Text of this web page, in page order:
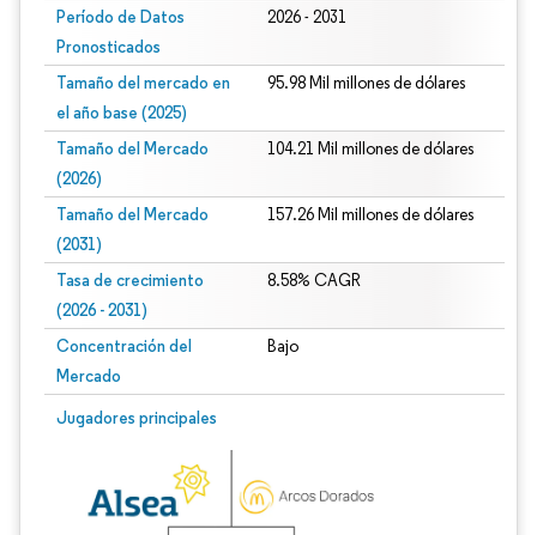
Período de Datos
Pronosticados
2026 - 2031
Tamaño del mercado en
el año base (2025)
95.98 Mil millones de dólares
Tamaño del Mercado
(2026)
104.21 Mil millones de dólares
Tamaño del Mercado
(2031)
157.26 Mil millones de dólares
Tasa de crecimiento
(2026 - 2031)
8.58% CAGR
Concentración del
Mercado
Bajo
Jugadores principales
Imagen © Mordor Intelligence. El uso requiere atribución según CC BY 4.0.